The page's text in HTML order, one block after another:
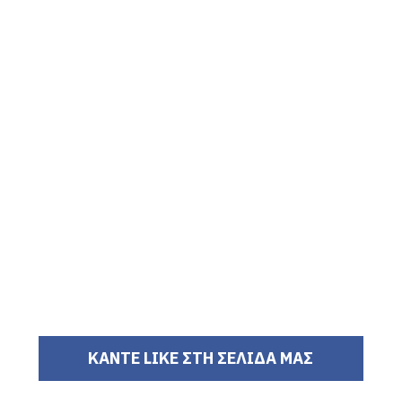
ΚΑΝΤΕ LIKE ΣΤΗ ΣΕΛΙΔΑ ΜΑΣ